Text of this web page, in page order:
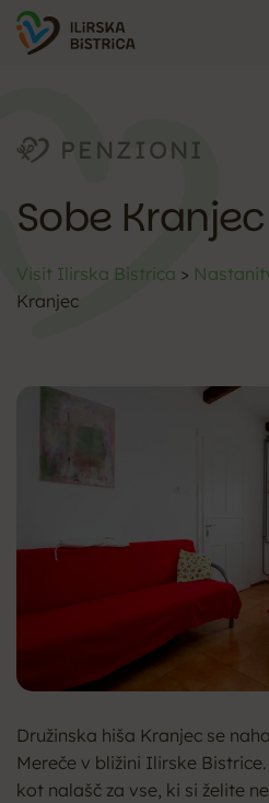
PENZIONI
Sobe Kranjec
Visit Ilirska Bistrica >
Kranjec
Družinska hiša Kranjec se
Mereče v bližini Ilirske
kot nalašč za vse, ki si želite